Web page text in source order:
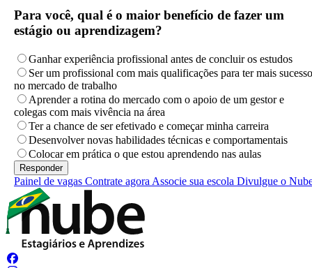
Para você, qual é o maior benefício de fazer um
estágio ou aprendizagem?
Ganhar experiência profissional antes de concluir os estudos
Ser um profissional com mais qualificações para ter mais sucesso
no mercado de trabalho
Aprender a rotina do mercado com o apoio de um gestor e
colegas com mais vivência na área
Ter a chance de ser efetivado e começar minha carreira
Desenvolver novas habilidades técnicas e comportamentais
Colocar em prática o que estou aprendendo nas aulas
Painel de vagas Contrate agora Associe sua escola Divulgue o